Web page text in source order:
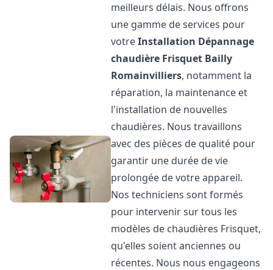
meilleurs délais. Nous offrons
une gamme de services pour
votreInstallation Dépannage
chaudière Frisquet Bailly
Romainvilliers, notamment la
réparation, la maintenance et
l'installation de nouvelles
chaudières. Nous travaillons
avec des pièces de qualité pour
garantir une durée de vie
prolongée de votre appareil.
Nos techniciens sont formés
pour intervenir sur tous les
modèles de chaudières Frisquet,
qu'elles soient anciennes ou
récentes. Nous nous engageons